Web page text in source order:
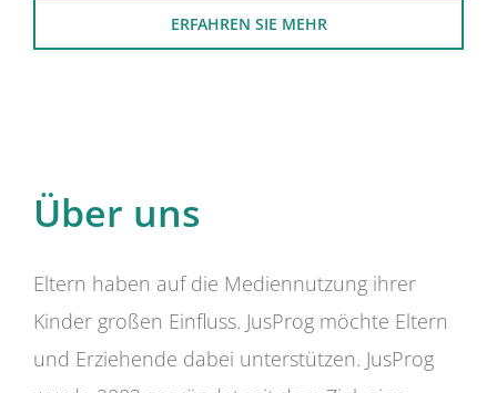
ERFAHREN SIE MEHR
Über uns
Eltern haben auf die Mediennutzung ihrer
Kinder großen Einfluss. JusProg möchte Eltern
und Erziehende dabei unterstützen. JusProg